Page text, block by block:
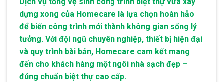
dựng xong của Homecare là lựa chọn hoàn hảo
để biến công trình mới thành không gian sống lý
tưởng. Với đội ngũ chuyên nghiệp, thiết bị hiện đại
và quy trình bài bản, Homecare cam kết mang
đến cho khách hàng một ngôi nhà sạch đẹp –
đúng chuẩn biệt thự cao cấp.